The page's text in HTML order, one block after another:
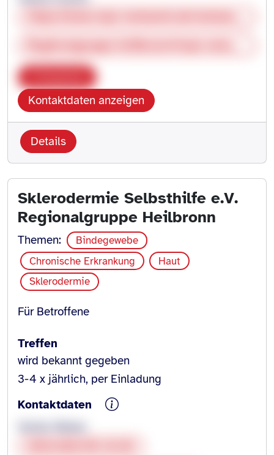
Kontaktdaten anzeigen
Details
Sklerodermie Selbsthilfe e.V.
Regionalgruppe Heilbronn
Themen:
Bindegewebe
Chronische Erkrankung
Haut
Sklerodermie
Für Betroffene
Treffen
wird bekannt gegeben
3-4 x jährlich, per Einladung
Kontaktdaten